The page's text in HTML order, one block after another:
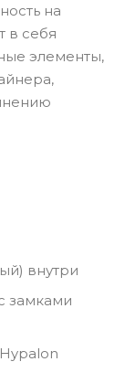
на
в себя
элементы,
внутри
замками